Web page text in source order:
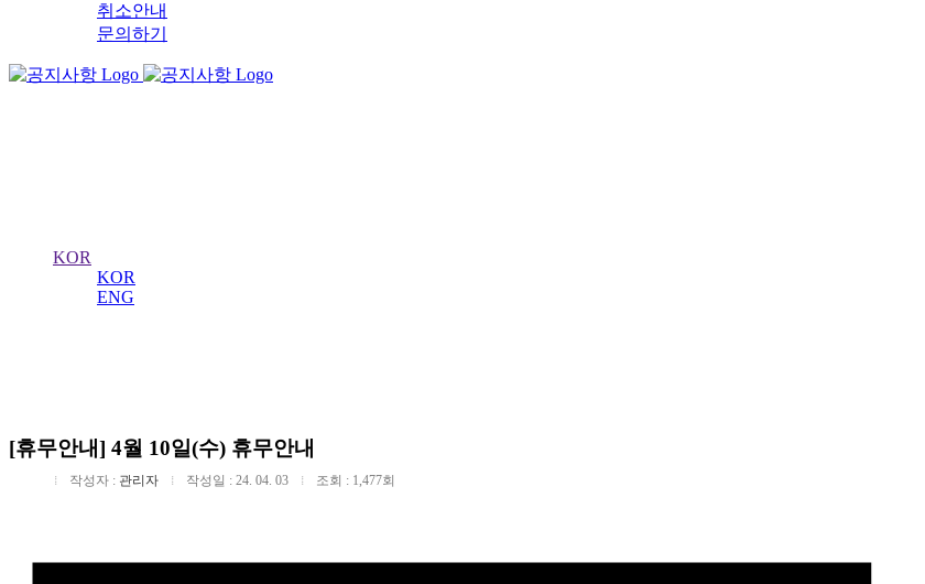
취소안내
문의하기
KOR
KOR
ENG
[휴무안내] 4월 10일(수) 휴무안내
작성자 : 관리자 작성일 : 24. 04. 03 조회 : 1,477회